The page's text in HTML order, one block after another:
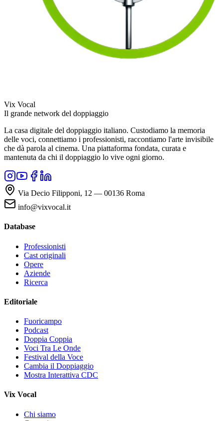
Vix Vocal
Il grande network del doppiaggio
La casa digitale del doppiaggio italiano. Custodiamo la memoria
delle voci, connettiamo i professionisti, raccontiamo l'arte invisibile
che dà parola al cinema. Una piattaforma fondata, curata e
mantenuta da chi il doppiaggio lo vive ogni giorno.
Via Decio Filipponi, 12 — 00136 Roma
info@vixvocal.it
Database
Professionisti
Cast originali
Opere
Aziende
Ricerca
Editoriale
Fuoricampo
Podcast
Doppia Coppia
Voci Tra Le Onde
Festival della Voce
Cambia il Doppiaggio
Mostra Interattiva CDC
Vix Vocal
Chi siamo